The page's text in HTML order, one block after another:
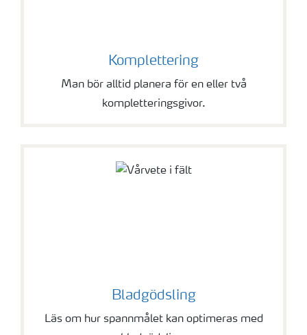
Komplettering
Man bör alltid planera för en eller två
kompletteringsgivor.
Bladgödsling
Läs om hur spannmålet kan optimeras med